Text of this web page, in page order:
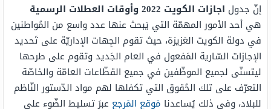
إنّ جدول اجازات الكويت 2022 وأوقات العطلات الرسمية
هي أحد الأمور المهمّة التي يَبحث عنها عدد واسع من المُواطنين
في دولة الكويت العَزيزة، حيث تقوم الجِهات الإداريّة على تَحديد
الإجازات السّارية المَفعول في العام الجَديد وتقوم على طرحها
ليتسنّى لجميع الموظّفين في جميع القطّاعات العامّة والخاصّة
التعرّف على تلك الحُقوق التي تكفلها لهم مواد الدّستور النّاظم
للبلاد، وفي ذلك يُساعدنا مَوقع المَرجع عبرَ تسليط الضّوء على